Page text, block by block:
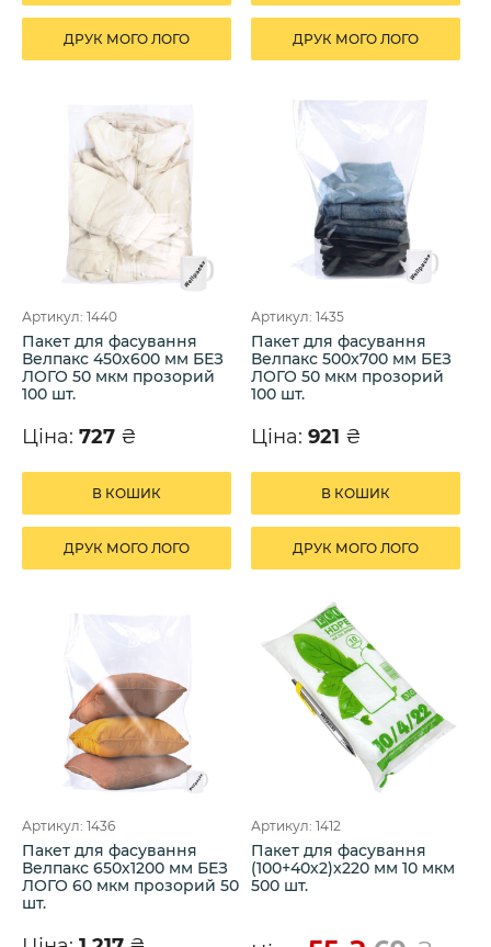
ДРУК МОГО ЛОГО ДРУК МОГО ЛОГО
Артикул: 1440
Пакет для фасування
Велпакс 450х600 мм БЕЗ
ЛОГО 50 мкм прозорий
100 шт.
Ціна: 727 ₴
В КОШИК
ДРУК МОГО ЛОГО
Артикул: 1435
Пакет для фасування
Велпакс 500х700 мм БЕЗ
ЛОГО 50 мкм прозорий
100 шт.
Ціна: 921 ₴
В КОШИК
ДРУК МОГО ЛОГО
Артикул: 1436
Пакет для фасування
Велпакс 650х1200 мм БЕЗ
ЛОГО 60 мкм прозорий 50
шт.
Артикул: 1412
Пакет для фасування
(100+40х2)х220 мм 10 мкм
500 шт.